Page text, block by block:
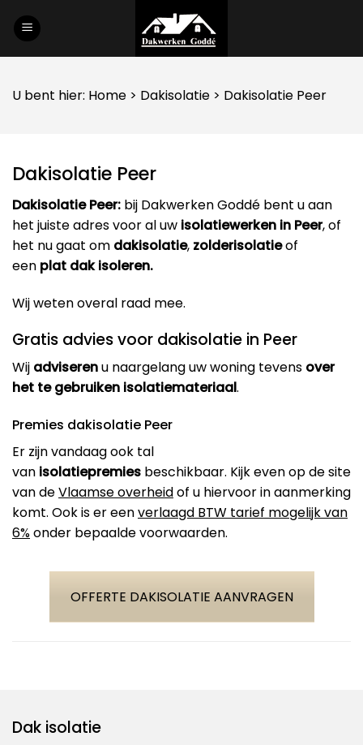
U bent hier: Home > Dakisolatie > Dakisolatie Peer
Dakisolatie Peer
Dakisolatie Peer: bij Dakwerken Goddé bent u aan
het juiste adres voor al uw isolatiewerken in Peer, of
het nu gaat om dakisolatie, zolderisolatieof
een plat dak isoleren.
Wij weten overal raad mee.
Gratis advies voor dakisolatie in Peer
Wij adviserenu naargelang uw woning tevens over
het te gebruiken isolatiemateriaal.
Premies dakisolatie Peer
Er zijn vandaag ook tal
van isolatiepremies beschikbaar. Kijk even op de site
van deVlaamse overheidof u hiervoor in aanmerking
komt. Ook is er eenverlaagd BTW tarief mogelijk van
6%onder bepaalde voorwaarden.
OFFERTE DAKISOLATIE AANVRAGEN
Dak isolatie